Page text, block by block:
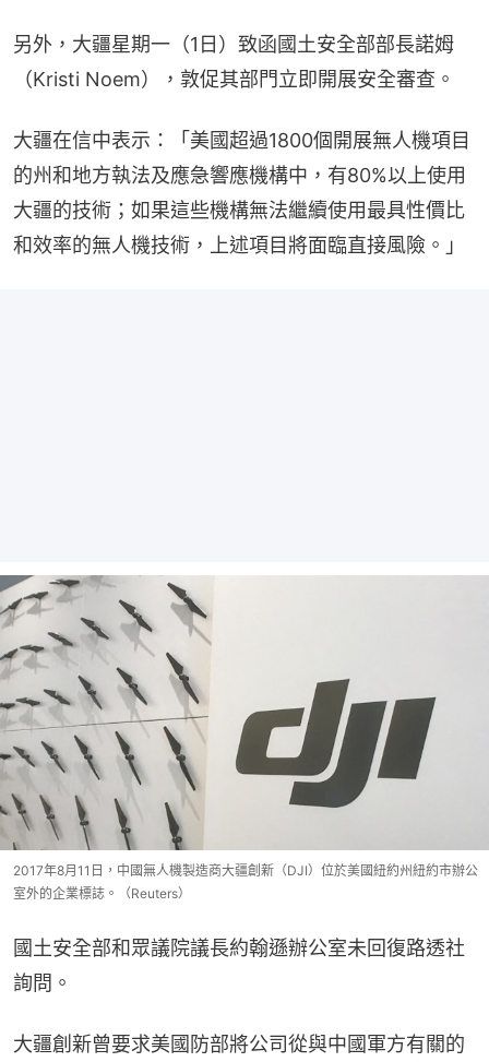
另外，大疆星期一（1日）致函國土安全部部長諾姆
（Kristi Noem），敦促其部門立即開展安全審查。
大疆在信中表示：「美國超過1800個開展無人機項目
的州和地方執法及應急響應機構中，有80%以上使用
大疆的技術；如果這些機構無法繼續使用最具性價比
和效率的無人機技術，上述項目將面臨直接風險。」
2017年8月11日，中國無人機製造商大疆創新（DJI）位於美國紐約州紐約市辦公
室外的企業標誌。（Reuters）
國土安全部和眾議院議長約翰遜辦公室未回復路透社
詢問。
大疆創新曾要求美國防部將公司從與中國軍方有關的